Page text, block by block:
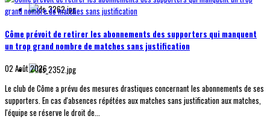
Côme prévoit de retirer les abonnements des supporters qui manquent
un trop grand nombre de matches sans justification
02 Août 2026
Le club de Côme a prévu des mesures drastiques concernant les abonnements de ses
supporters. En cas d'absences répétées aux matches sans justification aux matches,
l'équipe se réserve le droit de...